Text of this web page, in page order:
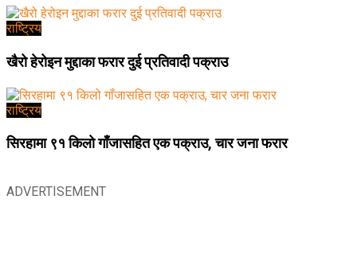
राष्ट्रिय
खैरो हेरोइन मुद्दाका फरार दुई प्रतिवादी पक्राउ
राष्ट्रिय
सिरहामा ९१ किलो गाँजासहित एक पक्राउ, चार जना फरार
ADVERTISEMENT